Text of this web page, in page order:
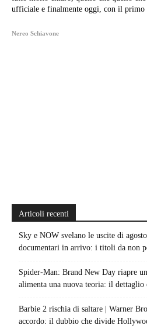
ufficiale e finalmente oggi, con il primo
Nereo Schiavone
Articoli recenti
Sky e NOW svelano le uscite di
documentari in arrivo: i titoli da non
Spider-Man: Brand New Day riapre
alimenta una nuova teoria: il
Barbie 2 rischia di saltare | Warner
accordo: il dubbio che divide